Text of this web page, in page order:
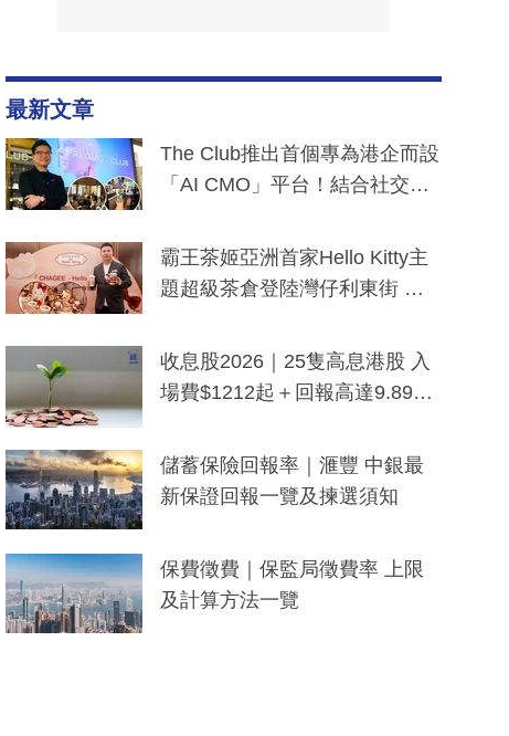
最新文章
The Club推出首個專為港企而設
「AI CMO」平台！結合社交聆
分鐘生成「貼地」宣傳短片
霸王茶姬亞洲首家Hello Kitty主
題超級茶倉登陸灣仔利東街 推
y及香港限定特調系列
收息股2026｜25隻高息港股 入
場費$1212起＋回報高達9.89
儲蓄保險回報率｜滙豐 中銀最
新保證回報一覽及揀選須知
保費徵費｜保監局徵費率 上限
及計算方法一覽